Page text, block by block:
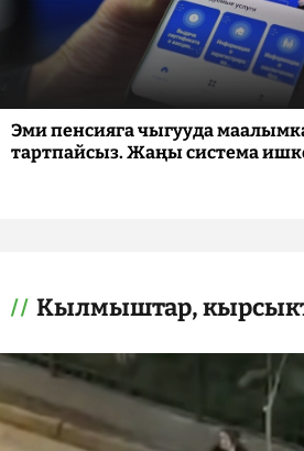
Эми пенсияга чыгууда
тартпайсыз. Жаңы система
Кылмыштар,